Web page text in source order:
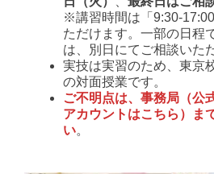
※講習時間は「9:30-
ただけます。一部の日程
は、別日にてご相談いた
実技は実習のため、東京
の対面授業です。
ご不明点は、事務局（公
アカウントはこちら）ま
い。